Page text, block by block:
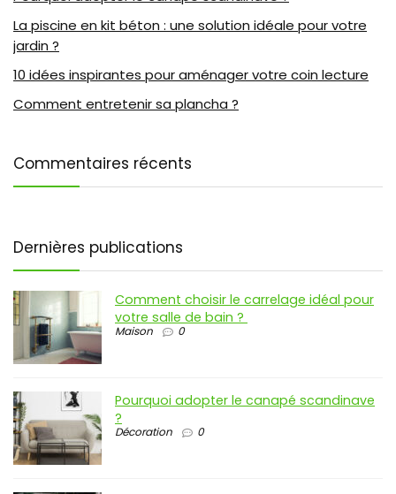
La piscine en kit béton : une solution idéale pour votre
jardin ?
10 idées inspirantes pour aménager votre coin lecture
Comment entretenir sa plancha ?
Commentaires récents
Dernières publications
Comment choisir le carrelage idéal pour
votre salle de bain ?
Maison 0
Pourquoi adopter le canapé scandinave
?
Décoration 0